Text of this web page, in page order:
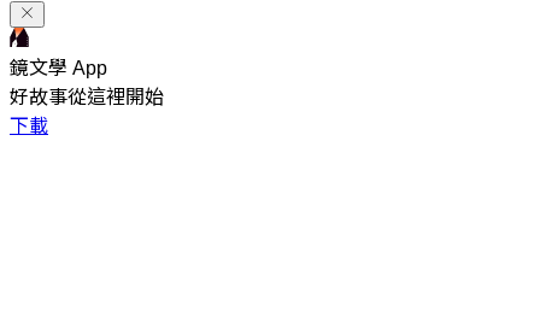
鏡文學 App
好故事從這裡開始
下載